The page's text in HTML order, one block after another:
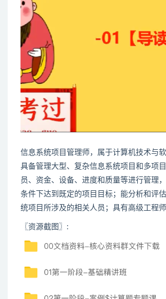
信息系统项目管理师 ，属于计算机技术与
具备管理大型、复杂信息系统项目和多项
员、资金、设备、进度和质量等进行管理
条件下达到既定的项目目标；能分析和评
统项目所涉及的相关人员；具有高级工程
〖资源截图〗: